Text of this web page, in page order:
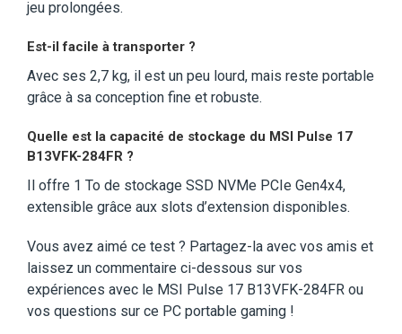
jeu prolongées.
Est-il facile à transporter ?
Avec ses 2,7 kg, il est un peu lourd, mais reste portable
grâce à sa conception fine et robuste.
Quelle est la capacité de stockage du MSI Pulse 17
B13VFK-284FR ?
Il offre 1 To de stockage SSD NVMe PCIe Gen4x4,
extensible grâce aux slots d’extension disponibles.
Vous avez aimé ce test ? Partagez-la avec vos amis et
laissez un commentaire ci-dessous sur vos
expériences avec le MSI Pulse 17 B13VFK-284FR ou
vos questions sur ce PC portable gaming !